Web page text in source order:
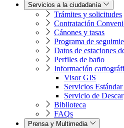
Servicios a la ciudadanía
Trámites y solicitudes
Contratación
Cánones y tasas
Programa de
Datos de estaciones
Perfiles de baño
Información
Visor GIS
Servicios
Servicio de
Biblioteca
FAQs
Prensa y Multimedia